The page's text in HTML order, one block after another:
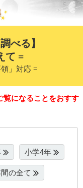
べる】
て =
」対応 =
覧になることをおすす
小学4年
の全て